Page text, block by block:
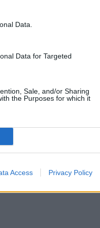
Data.
Data for Targeted
Sale, and/or Sharing
the Purposes for which it
Access Privacy Policy
że inspektor
nie mógł przepuścić
A co